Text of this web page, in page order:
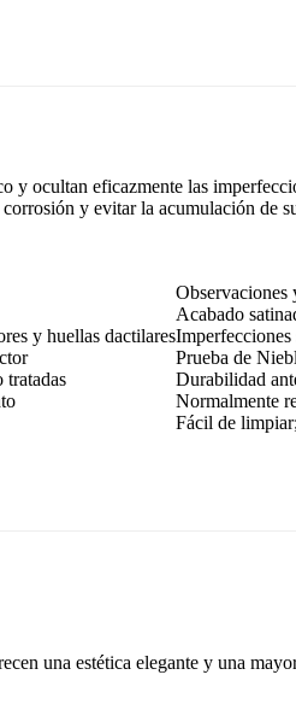
ocultan eficazmente las
y evitar la acumulación de
Observaciones
Acabado
y huellas dactilares
Prueba de
tratadas
Durabilidad
Normalmente
Fácil de
una estética elegante y una